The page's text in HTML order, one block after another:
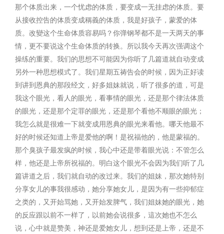
那个体质出来，一个忧虑的体质，要变成一无挂虑的体质。要
从接收控告的体质变成稱義的体质，我是好孩子，蒙爱的体
质。改變这个生命体质容易吗？你弹钢琴都不是一天两天的事
情，更不要说这个生命体质的转换。所以我今天再次强调这个
操练的重要。我们的思想不可能因为你听了几篇道就自动变成
另外一种思想模式了。我们星期五祷告会的时候，因为正好读
到讲到恩典的那段经文，好多姐妹就说，听了很多的道，可是
我这个眼光，看人的眼光，看事情的眼光，还是那个律法体质
的眼光，还是那个定罪的眼光，还是那个看他不顺眼的眼光；
我怎么就是很难一下就变成用恩典的眼光来看他。哪天他最不
好的时候还知道上帝是爱他的啊！是祝福他的，他是蒙福的。
那个臭孩子最发疯的时候，我心中还是带着眼光说：不管怎么
样，他还是上帝所祝福的。明白这个眼光不会因为我们听了几
篇讲道之后，我们就自动的改过来。我们的姐妹，那次她特别
分享女儿的事我很感动，她分享她女儿，是因为有一些抑郁症
之类的，又开始骂她，又开始发脾气，我们姐妹她的眼光，她
的反应跟以前不一样了，以前她会说很多，這次她也不怎么
说，心中就是赞美，神还是爱她女儿，想到还是上帝，还是不